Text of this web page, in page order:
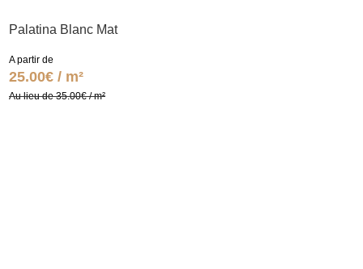
Palatina Blanc Mat
A partir de
25.00€ / m²
Au lieu de 35.00€ / m²